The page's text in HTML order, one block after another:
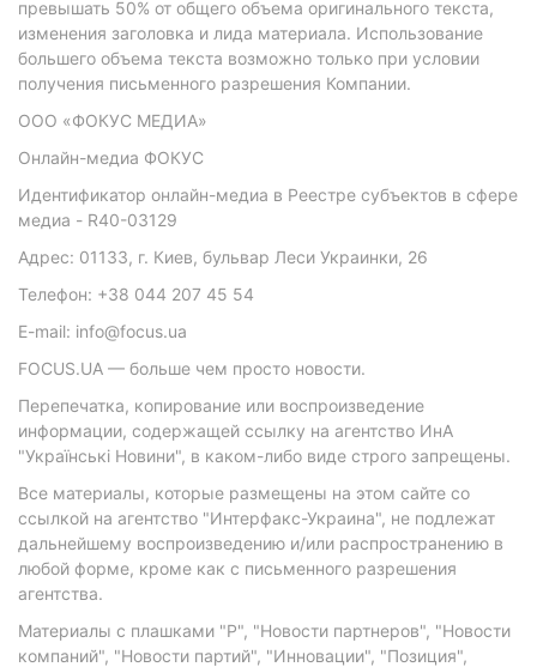
превышать 50% от общего объема оригинального текста,
изменения заголовка и лида материала. Использование
большего объема текста возможно только при условии
получения письменного разрешения Компании.
ООО «ФОКУС МЕДИА»
Онлайн-медиа ФОКУС
Идентификатор онлайн-медиа в Реестре субъектов в сфере
медиа - R40-03129
Адрес: 01133, г. Киев, бульвар Леси Украинки, 26
Телефон: +38 044 207 45 54
E-mail: info@focus.ua
FOCUS.UA — больше чем просто новости.
Перепечатка, копирование или воспроизведение
информации, содержащей ссылку на агентство ИнА
"Українські Новини", в каком-либо виде строго запрещены.
Все материалы, которые размещены на этом сайте со
ссылкой на агентство "Интерфакс-Украина", не подлежат
дальнейшему воспроизведению и/или распространению в
любой форме, кроме как с письменного разрешения
агентства.
Материалы с плашками "Р", "Новости партнеров", "Новости
компаний", "Новости партий", "Инновации", "Позиция",